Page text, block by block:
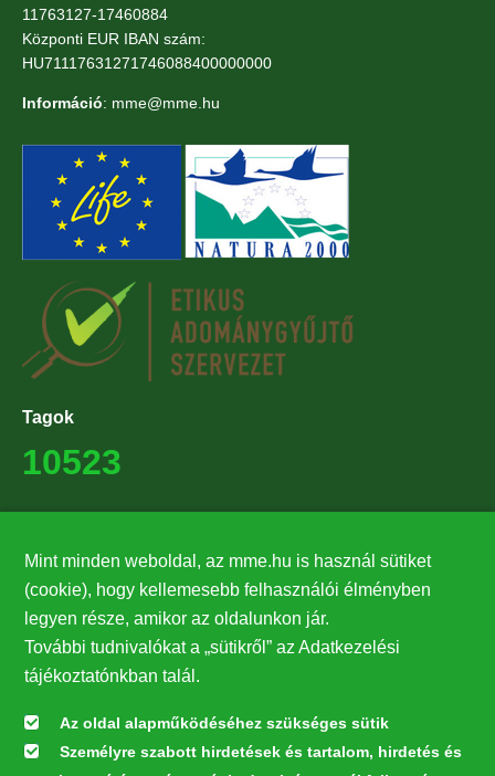
11763127-17460884
Központi EUR IBAN szám:
HU71117631271746088400000000
Információ: mme@mme.hu
Tagok
10523
27224
Hírlevél feliratkozás
Értesüljön elsőként legfrissebb híreinkről, eseményeinkről!
Feliratkozás
Mint minden weboldal, az mme.hu is használ sütiket
(cookie), hogy kellemesebb felhasználói élményben
legyen része, amikor az oldalunkon jár.
További tudnivalókat a „sütikről” az Adatkezelési
tájékoztatónkban talál.
Az oldal alapműködéséhez szükséges sütik
Személyre szabott hirdetések és tartalom, hirdetés és